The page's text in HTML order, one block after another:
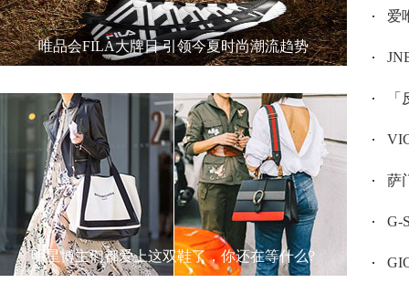
唯品会FILA大牌日 引领今夏时尚潮流趋势
明星博主们都爱上这双鞋了，你还在等什么?
爱
「
萨
G-